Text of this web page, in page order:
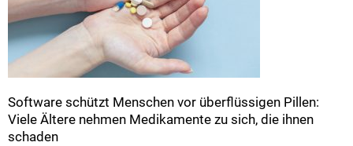
Software schützt Menschen vor überflüssigen Pillen:
Viele Ältere nehmen Medikamente zu sich, die ihnen
schaden